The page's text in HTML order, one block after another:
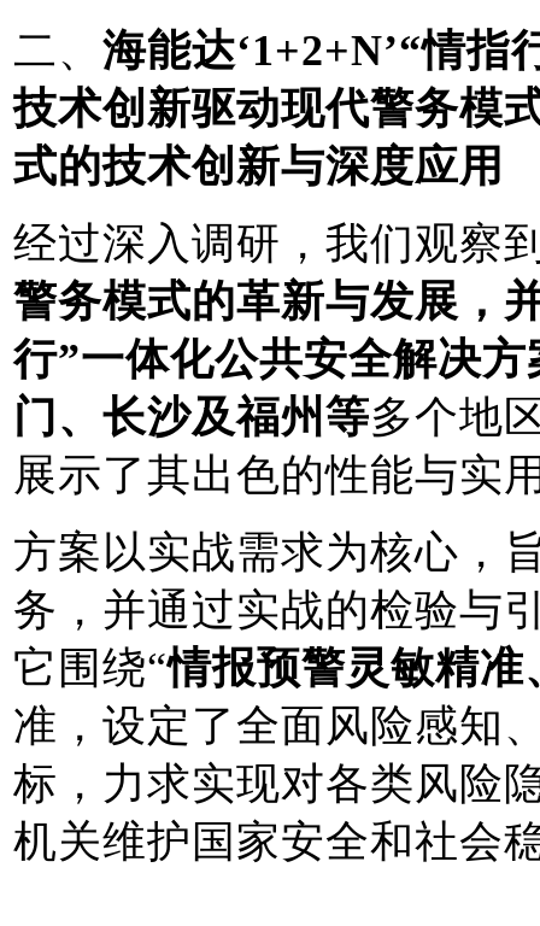
二、 海能达‘1+2+N’“情
技术创新驱动现代警务模
式的技术创新与深度应用
经过深入调研，我们观察
警务模式的革新与发展，
行”一体化公共安全解决方
门、长沙及福州等多个地
展示了其出色的性能与实
方案以实战需求为核心，
务，并通过实战的检验与
它围绕“情报预警灵敏精准
准，设定了全面风险感知
标，力求实现对各类风险
机关维护国家安全和社会